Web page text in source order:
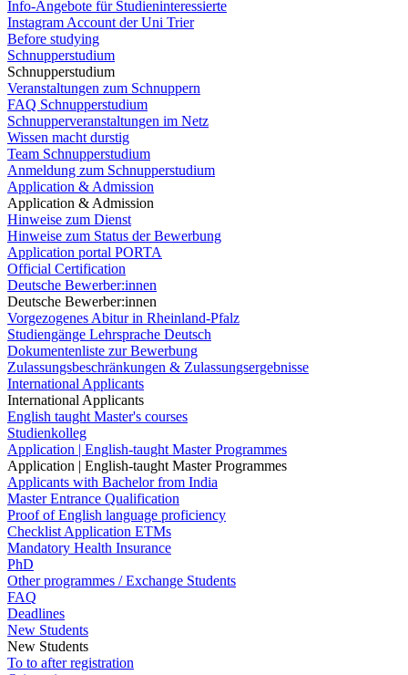
Info-Angebote für Studieninteressierte
Instagram Account der Uni Trier
Before studying
Schnupperstudium
Schnupperstudium
Veranstaltungen zum Schnuppern
FAQ Schnupperstudium
Schnupperveranstaltungen im Netz
Wissen macht durstig
Team Schnupperstudium
Anmeldung zum Schnupperstudium
Application & Admission
Application & Admission
Hinweise zum Dienst
Hinweise zum Status der Bewerbung
Application portal PORTA
Official Certification
Deutsche Bewerber:innen
Deutsche Bewerber:innen
Vorgezogenes Abitur in Rheinland-Pfalz
Studiengänge Lehrsprache Deutsch
Dokumentenliste zur Bewerbung
Zulassungsbeschränkungen & Zulassungsergebnisse
International Applicants
International Applicants
English taught Master's courses
Studienkolleg
Application | English-taught Master Programmes
Application | English-taught Master Programmes
Applicants with Bachelor from India
Master Entrance Qualification
Proof of English language proficiency
Checklist Application ETMs
Mandatory Health Insurance
PhD
Other programmes / Exchange Students
FAQ
Deadlines
New Students
New Students
To to after registration